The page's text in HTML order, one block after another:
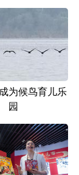
为候鸟育儿乐
园